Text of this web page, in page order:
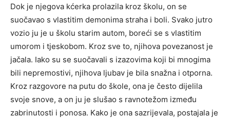
Dok je njegova kćerka prolazila kroz školu, on se
suočavao s vlastitim demonima straha i boli. Svako jutro
vozio ju je u školu starim autom, boreći se s vlastitim
umorom i tjeskobom. Kroz sve to, njihova povezanost je
jačala. Iako su se suočavali s izazovima koji bi mnogima
bili nepremostivi, njihova ljubav je bila snažna i otporna.
Kroz razgovore na putu do škole, ona je često dijelila
svoje snove, a on ju je slušao s ravnotežom između
zabrinutosti i ponosa. Kako je ona sazrijevala, postajala je